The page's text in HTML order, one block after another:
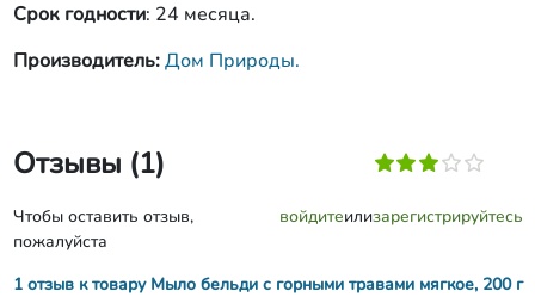
Срок годности: 24 месяца.
Производитель:Дом Природы.
Отзывы (1)
Чтобы оставить отзыв,
пожалуйста
войдитеилизарегистрируйтесь
1 отзыв к товару Мыло бельди с горными травами мягкое, 200 г